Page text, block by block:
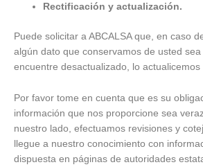
Rectificación y actualización.
Puede solicitar a ABCALSA que, en caso
algún dato que conservamos de usted
encuentre desactualizado, lo actualicemos
Por favor tome en cuenta que es su
información que nos proporcione sea
nuestro lado, efectuamos revisiones y
llegue a nuestro conocimiento con
dispuesta en páginas de autoridades